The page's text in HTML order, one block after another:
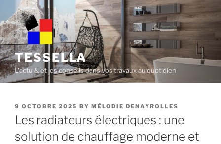
content
TESSELLA
L'actu & et les conseils dans vos travaux au quotidien
POSTED
ON
9 OCTOBRE 2025 BY MÉLODIE DENAYROLLES
Les radiateurs électriques : une
solution de chauffage moderne et